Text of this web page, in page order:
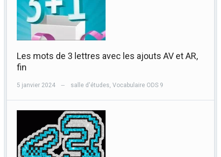
Les mots de 3 lettres avec les ajouts AV et AR,
fin
5 janvier 2024 — salle d'études,Vocabulaire ODS 9